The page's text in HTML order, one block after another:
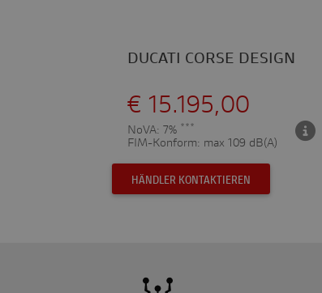
DUCATI CORSE DESIGN
€ 15.195,00
NoVA: 7% ***
FIM-Konform: max 109 dB(A)
HÄNDLER KONTAKTIEREN